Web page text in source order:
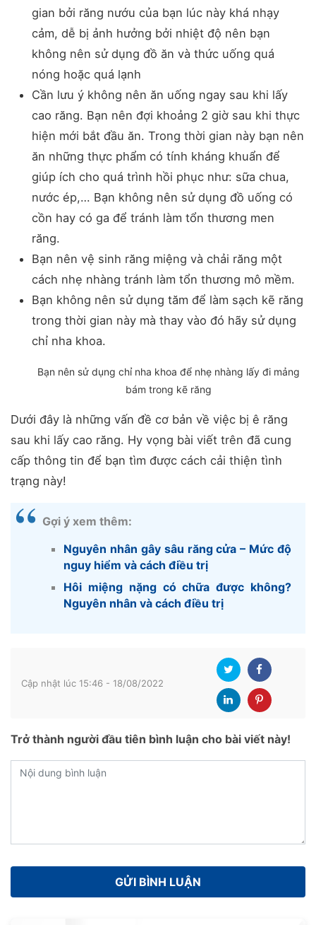
gian bởi răng nướu của bạn lúc này khá nhạy
cảm, dễ bị ảnh hưởng bởi nhiệt độ nên bạn
không nên sử dụng đồ ăn và thức uống quá
nóng hoặc quá lạnh
Cần lưu ý không nên ăn uống ngay sau khi lấy
cao răng. Bạn nên đợi khoảng 2 giờ sau khi thực
hiện mới bắt đầu ăn. Trong thời gian này bạn nên
ăn những thực phẩm có tính kháng khuẩn để
giúp ích cho quá trình hồi phục như: sữa chua,
nước ép,… Bạn không nên sử dụng đồ uống có
cồn hay có ga để tránh làm tổn thương men
răng.
Bạn nên vệ sinh răng miệng và chải răng một
cách nhẹ nhàng tránh làm tổn thương mô mềm.
Bạn không nên sử dụng tăm để làm sạch kẽ răng
trong thời gian này mà thay vào đó hãy sử dụng
chỉ nha khoa.
Bạn nên sử dụng chỉ nha khoa để nhẹ nhàng lấy đi mảng
bám trong kẽ răng
Dưới đây là những vấn đề cơ bản về việc bị ê răng
sau khi lấy cao răng. Hy vọng bài viết trên đã cung
cấp thông tin để bạn tìm được cách cải thiện tình
trạng này!
Gợi ý xem thêm:
Nguyên nhân gây sâu răng cửa – Mức độ
nguy hiểm và cách điều trị
Hôi miệng nặng có chữa được không?
Nguyên nhân và cách điều trị
Cập nhật lúc 15:46 - 18/08/2022
Trở thành người đầu tiên bình luận cho bài viết này!